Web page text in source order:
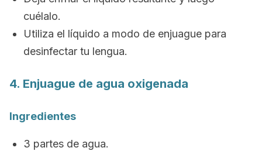
cuélalo.
Utiliza el líquido a modo de enjuague para
desinfectar tu lengua.
4. Enjuague de agua oxigenada
Ingredientes
3 partes de agua.